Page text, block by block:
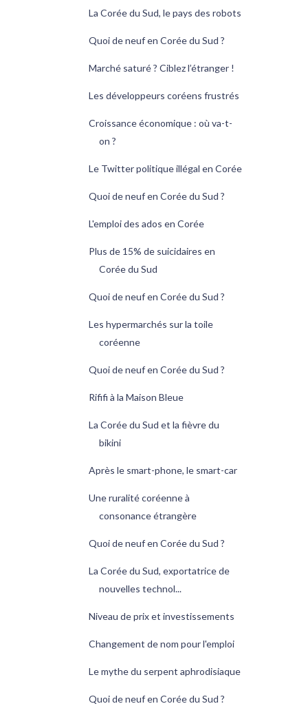
La Corée du Sud, le pays des robots
Quoi de neuf en Corée du Sud ?
Marché saturé ? Ciblez l’étranger !
Les développeurs coréens frustrés
Croissance économique : où va-t-
on ?
Le Twitter politique illégal en Corée
Quoi de neuf en Corée du Sud ?
L'emploi des ados en Corée
Plus de 15% de suicidaires en
Corée du Sud
Quoi de neuf en Corée du Sud ?
Les hypermarchés sur la toile
coréenne
Quoi de neuf en Corée du Sud ?
Rififi à la Maison Bleue
La Corée du Sud et la fièvre du
bikini
Après le smart-phone, le smart-car
Une ruralité coréenne à
consonance étrangère
Quoi de neuf en Corée du Sud ?
La Corée du Sud, exportatrice de
nouvelles technol...
Niveau de prix et investissements
Changement de nom pour l'emploi
Le mythe du serpent aphrodisiaque
Quoi de neuf en Corée du Sud ?